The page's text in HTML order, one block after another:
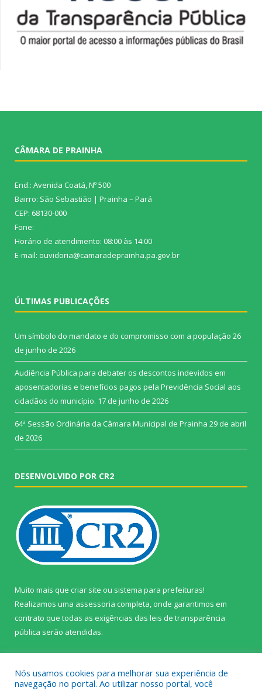
CÂMARA DE PRAINHA
End.: Avenida Coatá, Nº 500
Bairro: São Sebastião | Prainha – Pará
CEP: 68130-000
Fone:
Horário de atendimento: 08:00 às 14:00
E-mail: ouvidoria@camaradeprainha.pa.gov.br
ÚLTIMAS PUBLICAÇÕES
Um símbolo do mandato e do compromisso com a população 26
de junho de 2026
Audiência Pública para debater os descontos indevidos em
aposentadorias e benefícios pagos pela Previdência Social aos
cidadãos do município. 17 de junho de 2026
64ª Sessão Ordinária da Câmara Municipal de Prainha 29 de abril
de 2026
DESENVOLVIDO POR CR2
Muito mais que criar site ou sistema para prefeituras!
Realizamos uma assessoria completa, onde garantimos em
contrato que todas as exigências das leis de transparência
pública serão atendidas.
Nós usamos cookies para melhorar sua experiência de
navegação no portal. Ao utilizar nosso portal, você